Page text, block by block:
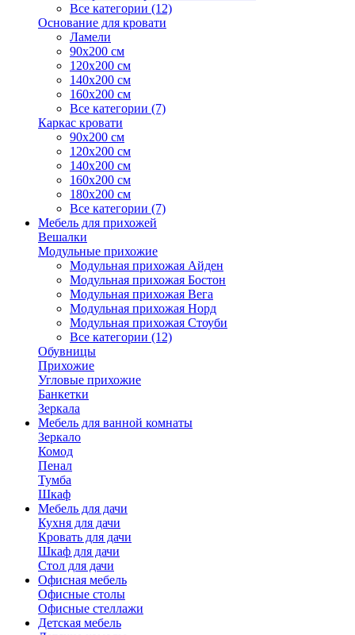
Все категории (12)
Основание для кровати
Ламели
90х200 см
120х200 см
140х200 см
160х200 см
Все категории (7)
Каркас кровати
90х200 см
120х200 см
140х200 см
160х200 см
180х200 см
Все категории (7)
Мебель для прихожей
Вешалки
Модульные прихожие
Модульная прихожая Айден
Модульная прихожая Бостон
Модульная прихожая Вега
Модульная прихожая Норд
Модульная прихожая Стоуби
Все категории (12)
Обувницы
Прихожие
Угловые прихожие
Банкетки
Зеркала
Мебель для ванной комнаты
Зеркало
Комод
Пенал
Тумба
Шкаф
Мебель для дачи
Кухня для дачи
Кровать для дачи
Шкаф для дачи
Стол для дачи
Офисная мебель
Офисные столы
Офисные стеллажи
Детская мебель